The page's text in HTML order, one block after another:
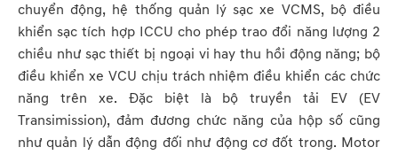
chuyển động, hệ thống quản lý sạc xe VCMS, bộ điều
khiển sạc tích hợp ICCU cho phép trao đổi năng lượng 2
chiều như sạc thiết bị ngoại vi hay thu hồi động năng; bộ
điều khiển xe VCU chịu trách nhiệm điều khiển các chức
năng trên xe. Đặc biệt là bộ truyền tải EV (EV
Transimission), đảm đương chức năng của hộp số cũng
như quản lý dẫn động đối như động cơ đốt trong. Motor